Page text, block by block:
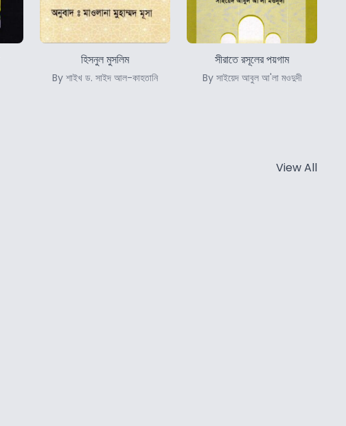
হিসনুল মুসলিম
By শাইখ ড. সাইদ আল-কাহতানি
সীরাতে রসূলের পয়গাম
By সাইয়েদ আবুল আ'লা মওদুদী
View All